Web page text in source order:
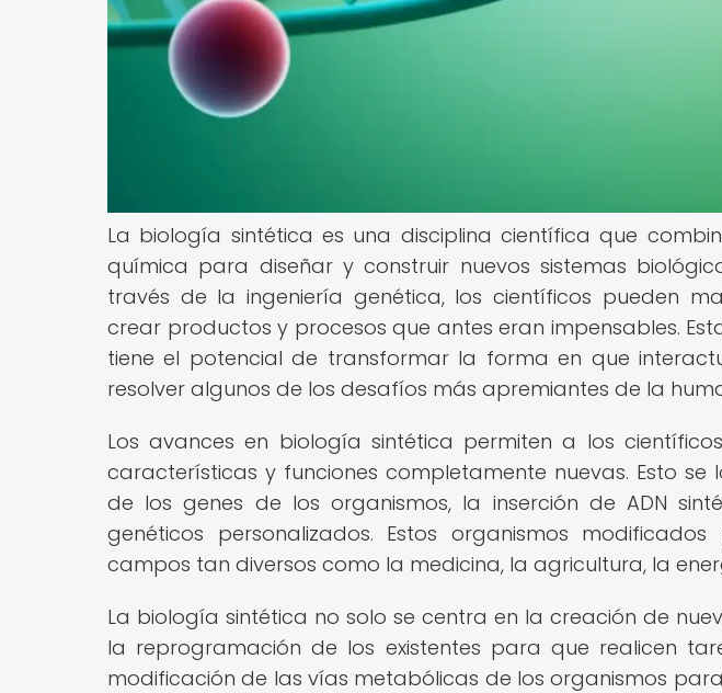
La biología sintética es una disciplina científica que
química para diseñar y construir nuevos sistemas
través de la ingeniería genética, los científicos pueden
crear productos y procesos que antes eran impensables.
tiene el potencial de transformar la forma en que
resolver algunos de los desafíos más apremiantes de la
Los avances en biología sintética permiten a los
características y funciones completamente nuevas. Esto
de los genes de los organismos, la inserción de ADN
genéticos personalizados. Estos organismos
campos tan diversos como la medicina, la agricultura, la
La biología sintética no solo se centra en la creación de
la reprogramación de los existentes para que realicen
modificación de las vías metabólicas de los organismos